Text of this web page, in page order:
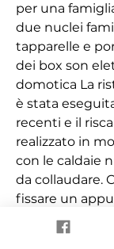
per una
due nuclei
tapparelle e
dei box son
domotica La
è stata
recenti e il
realizzato in
con le caldaie
da collaudare.
fissare un
CANOVA
031-990471 Il